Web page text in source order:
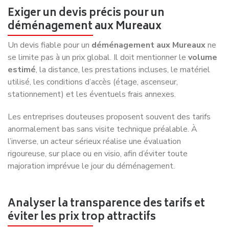
Exiger un devis précis pour un
déménagement aux Mureaux
Un devis fiable pour un déménagement aux Mureauxne
se limite pas à un prix global. Il doit mentionner le volume
estimé, la distance, les prestations incluses, le matériel
utilisé, les conditions d’accès (étage, ascenseur,
stationnement) et les éventuels frais annexes.
Les entreprises douteuses proposent souvent des tarifs
anormalement bas sans visite technique préalable. À
l’inverse, un acteur sérieux réalise une évaluation
rigoureuse, sur place ou en visio, afin d’éviter toute
majoration imprévue le jour du déménagement.
Analyser la transparence des tarifs et
éviter les prix trop attractifs